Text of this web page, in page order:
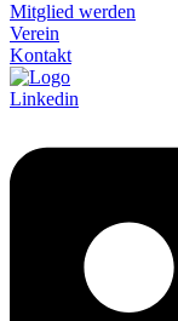
Mitglied werden
Verein
Kontakt
Linkedin